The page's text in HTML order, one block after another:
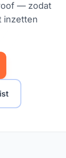
— zodat
inzetten